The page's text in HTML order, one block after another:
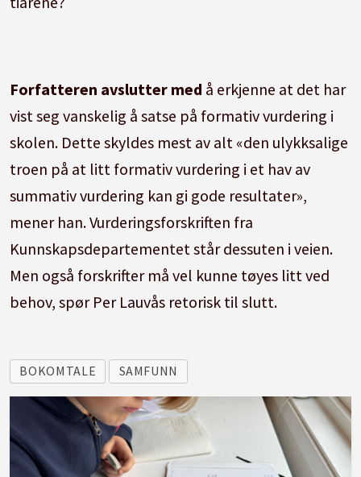
Forfatteren avslutter med å erkjenne at det har
vist seg vanskelig å satse på formativ vurdering i
skolen. Dette skyldes mest av alt «den ulykksalige
troen på at litt formativ vurdering i et hav av
summativ vurdering kan gi gode resultater»,
mener han. Vurderingsforskriften fra
Kunnskapsdepartementet står dessuten i veien.
Men også forskrifter må vel kunne tøyes litt ved
behov, spør Per Lauvås retorisk til slutt.
BOKOMTALE SAMFUNN